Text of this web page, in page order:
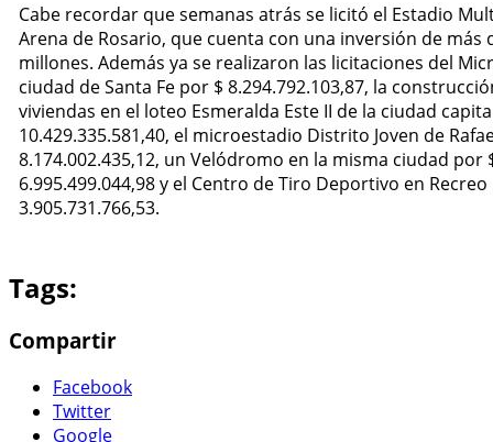
Cabe recordar que semanas atrás se licitó el Estadio
Arena de Rosario, que cuenta con una inversión de más
millones. Además ya se realizaron las licitaciones del
ciudad de Santa Fe por $ 8.294.792.103,87, la
viviendas en el loteo Esmeralda Este II de la ciudad
10.429.335.581,40, el microestadio Distrito Joven de
8.174.002.435,12, un Velódromo en la misma ciudad por
6.995.499.044,98 y el Centro de Tiro Deportivo en
3.905.731.766,53.
Tags:
Compartir
Facebook
Twitter
Google